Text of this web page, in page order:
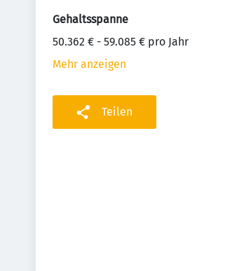
Gehaltsspanne
50.362 € - 59.085 € pro Jahr
Mehr anzeigen
Teilen